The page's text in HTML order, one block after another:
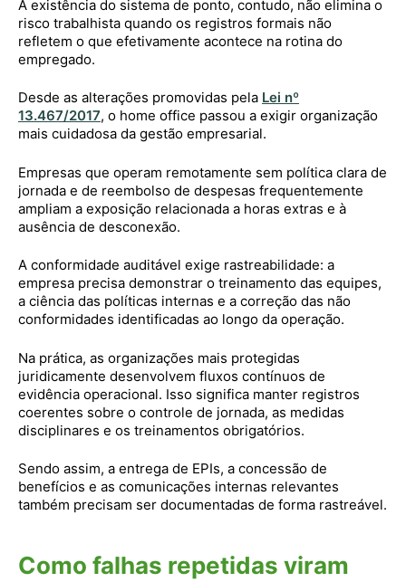
A existência do sistema de ponto, contudo, não elimina o
risco trabalhista quando os registros formais não
refletem o que efetivamente acontece na rotina do
empregado.
Desde as alterações promovidas pela Lei nº
13.467/2017, o home office passou a exigir organização
mais cuidadosa da gestão empresarial.
Empresas que operam remotamente sem política clara de
jornada e de reembolso de despesas frequentemente
ampliam a exposição relacionada a horas extras e à
ausência de desconexão.
A conformidade auditável exige rastreabilidade: a
empresa precisa demonstrar o treinamento das equipes,
a ciência das políticas internas e a correção das não
conformidades identificadas ao longo da operação.
Na prática, as organizações mais protegidas
juridicamente desenvolvem fluxos contínuos de
evidência operacional. Isso significa manter registros
coerentes sobre o controle de jornada, as medidas
disciplinares e os treinamentos obrigatórios.
Sendo assim, a entrega de EPIs, a concessão de
benefícios e as comunicações internas relevantes
também precisam ser documentadas de forma rastreável.
Como falhas repetidas viram